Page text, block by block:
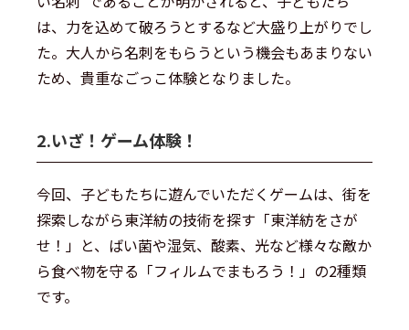
は、力を込めて破ろうとするなど大盛り上がりでし
た。大人から名刺をもらうという機会もあまりない
ため、貴重なごっこ体験となりました。
2.いざ！ゲーム体験！
今回、子どもたちに遊んでいただくゲームは、街を
探索しながら東洋紡の技術を探す「東洋紡をさが
せ！」と、ばい菌や湿気、酸素、光など様々な敵か
ら食べ物を守る「フィルムでまもろう！」の2種類
です。